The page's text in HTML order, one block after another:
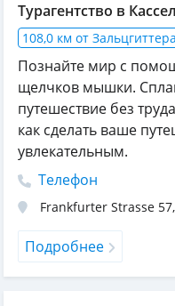
Турагентство в
108,0 км от Зальцгиттера
Познайте мир с
щелчков мышки.
путешествие без
как сделать ваше
увлекательным.
Телефон
Frankfurter Strasse 57,
Подробнее